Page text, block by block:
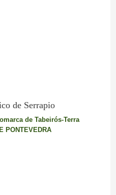
de Serrapio
de Tabeirós-Terra
PONTEVEDRA